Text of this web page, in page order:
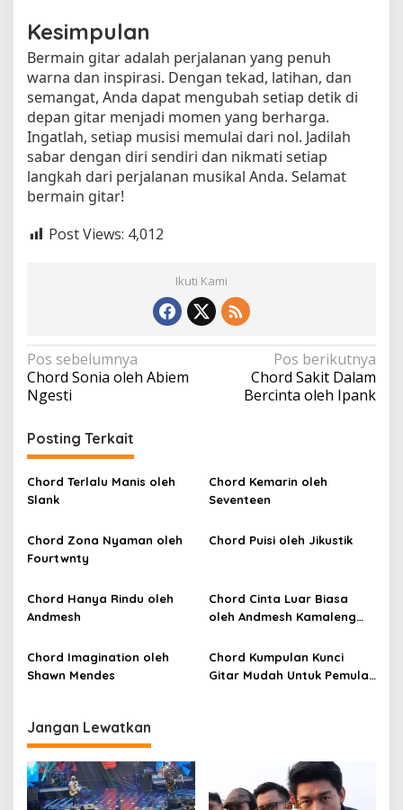
Kesimpulan
Bermain gitar adalah perjalanan yang penuh
warna dan inspirasi. Dengan tekad, latihan, dan
semangat, Anda dapat mengubah setiap detik di
depan gitar menjadi momen yang berharga.
Ingatlah, setiap musisi memulai dari nol. Jadilah
sabar dengan diri sendiri dan nikmati setiap
langkah dari perjalanan musikal Anda. Selamat
bermain gitar!
Post Views: 4,012
Ikuti Kami
N
a
v
i
g
a
s
i
p
o
s
Pos sebelumnya
Chord Sonia oleh Abiem
Ngesti
Pos berikutnya
Chord Sakit Dalam
Bercinta oleh Ipank
Posting Terkait
Chord Terlalu Manis oleh
Slank
Chord Kemarin oleh
Seventeen
Chord Zona Nyaman oleh
Fourtwnty
Chord Puisi oleh Jikustik
Chord Hanya Rindu oleh
Andmesh
Chord Cinta Luar Biasa
oleh Andmesh Kamaleng
SKA)
Chord Imagination oleh
Shawn Mendes
Chord Kumpulan Kunci
Gitar Mudah Untuk Pemula
Jangan Lewatkan